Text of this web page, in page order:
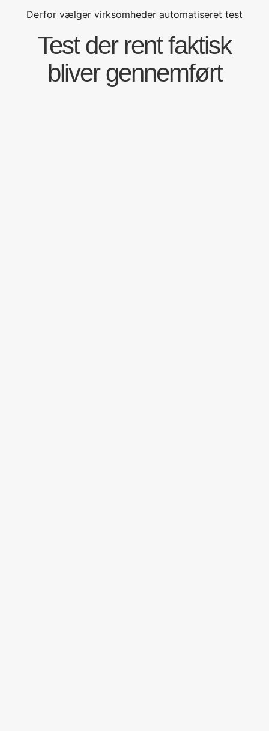
Derfor vælger virksomheder automatiseret test
Test der rent faktisk
bliver gennemført